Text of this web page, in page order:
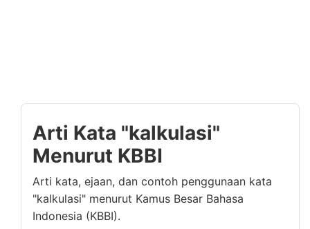
Arti Kata "kalkulasi"
Menurut KBBI
Arti kata, ejaan, dan contoh penggunaan kata
"kalkulasi" menurut Kamus Besar Bahasa
Indonesia (KBBI).